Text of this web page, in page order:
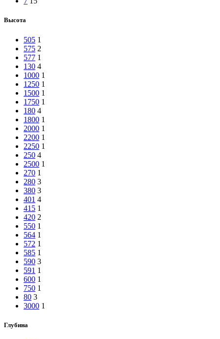
Высота
505 1
575 2
577 1
130 4
1000 1
1250 1
1500 1
1750 1
180 4
1800 1
2000 1
2200 1
2250 1
250 4
2500 1
270 1
280 3
380 3
401 4
415 1
420 2
550 1
564 1
572 1
585 1
590 3
591 1
600 1
750 1
80 3
3000 1
Глубина